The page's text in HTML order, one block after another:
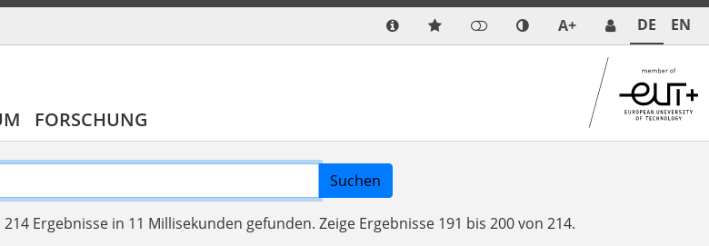
A+ DE EN
FORSCHUNG
Suchen
214 Ergebnisse in 11 Millisekunden gefunden. Zeige Ergebnisse 191 bis 200 von 214.